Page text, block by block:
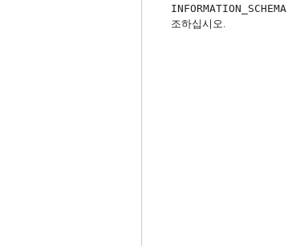
INFORMATION_SCHEMA
조하십시오.